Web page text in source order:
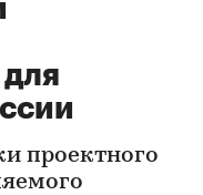
проектного